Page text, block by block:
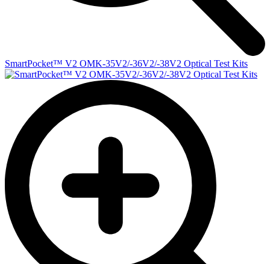
SmartPocket™ V2 OMK-35V2/-36V2/-38V2 Optical Test Kits